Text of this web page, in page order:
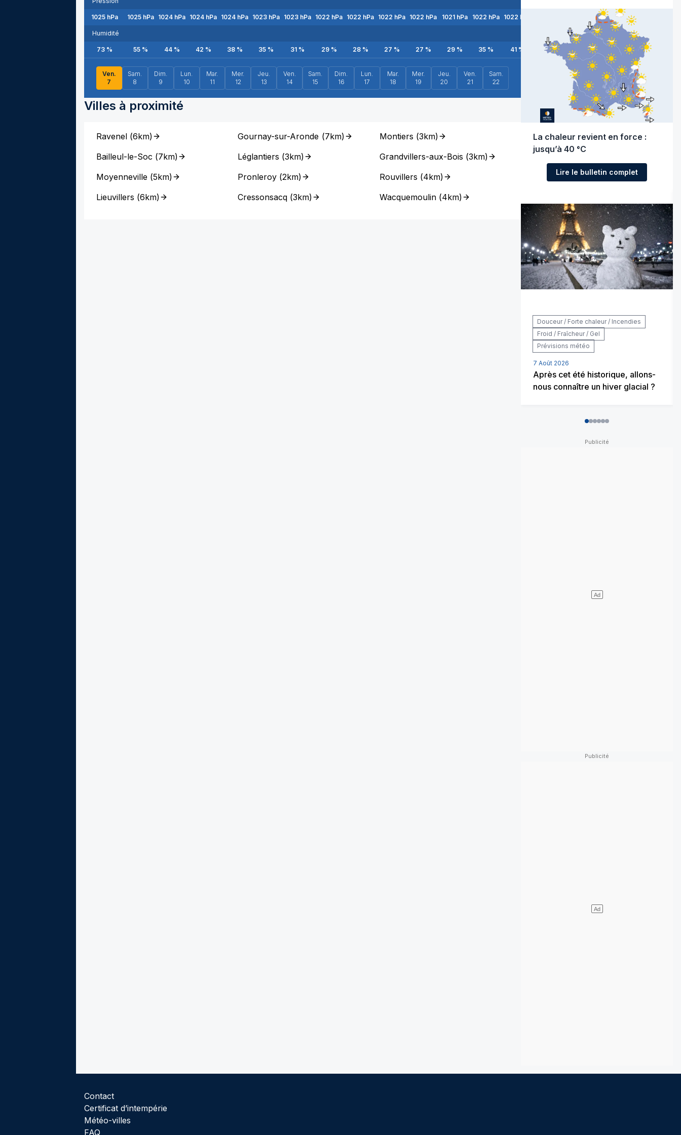
1025hPa 1025hPa 1024 hPa 1024 hPa 1024 hPa 1023 hPa 1023 hPa 1022 hPa 1022 hPa 1022 hPa 1022 hPa 1021hPa 1022 hPa 1022 hPa hPa 1022 hPa 1022
Humidité
73% 55% 44% 42 % 38% 35 % 31 % 29% 28% 27 % 27 % 29% 35 % 41 % 45% 50 % 56 % 61%
Ven.
7
Sam.
8
Dim.
9
Lun.
10
Mar.
11
Mer.
12
Jeu.
13
Ven.
14
Sam.
15
Dim.
16
Lun.
17
Mar.
18
Mer.
19
Jeu.
20
Ven.
21
Sam.
22
Villes à proximité
Ravenel (6km)
Bailleul-le-Soc (7km)
Moyenneville (5km)
Lieuvillers (6km)
Gournay-sur-Aronde (7km)
Léglantiers (3km)
Pronleroy (2km)
Cressonsacq (3km)
Montiers (3km)
Grandvillers-aux-Bois (3km)
Rouvillers (4km)
Wacquemoulin(4km)
La chaleur revient en force :
jusqu’à 40 °C
Lire le bulletin complet
Douceur / Forte chaleur / Incendies
Froid / Fraîcheur / Gel
Prévisions météo
7 Août 2026
Après cet été historique, allons-
nous connaître un hiver glacial ?
Contact
Certificat d’intempérie
Météo-villes
FAQ